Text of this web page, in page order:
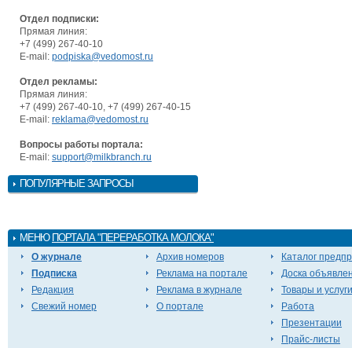
Отдел подписки:
Прямая линия:
+7 (499) 267-40-10
E-mail: podpiska@vedomost.ru
Отдел рекламы:
Прямая линия:
+7 (499) 267-40-10, +7 (499) 267-40-15
E-mail: reklama@vedomost.ru
Вопросы работы портала:
E-mail: support@milkbranch.ru
ПОПУЛЯРНЫЕ ЗАПРОСЫ
МЕНЮ ПОРТАЛА "ПЕРЕРАБОТКА МОЛОКА"
О журнале
Подписка
Редакция
Свежий номер
Архив номеров
Реклама на портале
Реклама в журнале
О портале
Каталог
Доска
Товары и услуги
Работа
Презентации
Прайс-листы